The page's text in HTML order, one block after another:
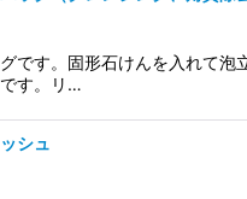
です。固形石けんを入れて
す。リ…
シュ